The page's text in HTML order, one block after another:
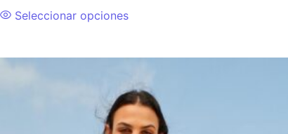
Seleccionar opciones